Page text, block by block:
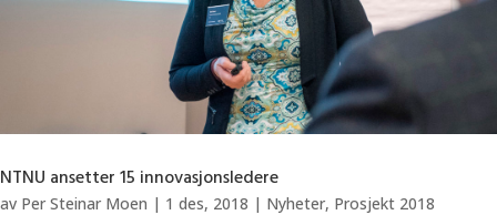
NTNU ansetter 15 innovasjonsledere
av Per Steinar Moen | 1 des, 2018 | Nyheter, Prosjekt 2018